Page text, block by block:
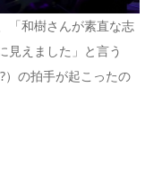
「和樹さんが素直な志
見えました」と言う
）の拍手が起こったの